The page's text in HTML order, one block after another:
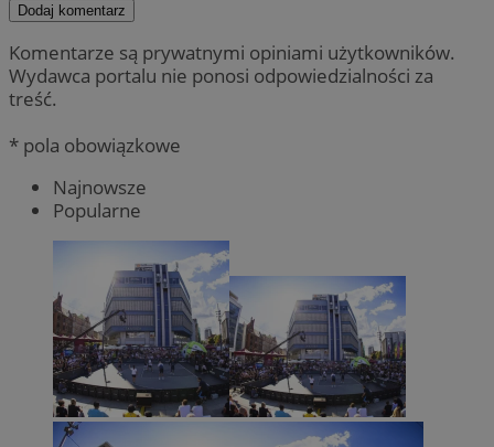
Dodaj komentarz
Komentarze są prywatnymi opiniami użytkowników.
Wydawca portalu nie ponosi odpowiedzialności za
treść.
* pola obowiązkowe
Najnowsze
Popularne